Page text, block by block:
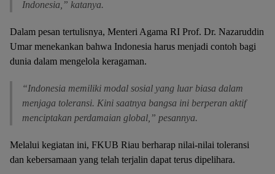
Indonesia,” katanya.
Dalam pesan tertulisnya, Menteri Agama RI Prof. Dr. Nazaruddin
Umar menekankan bahwa Indonesia harus menjadi contoh bagi
dunia dalam mengelola keragaman.
“Indonesia memiliki modal sosial yang luar biasa dalam
menjaga toleransi. Kini saatnya bangsa ini berperan aktif
menciptakan perdamaian global,” pesannya.
Melalui kegiatan ini, FKUB Riau berharap nilai-nilai toleransi
dan kebersamaan yang telah terjalin dapat terus dipelihara.